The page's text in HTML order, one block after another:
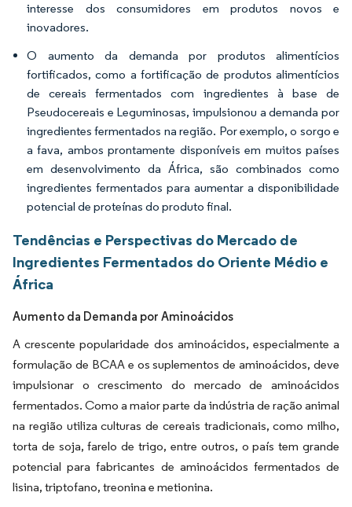
interesse dos consumidores em produtos novos e
inovadores.
O aumento da demanda por produtos alimentícios
fortificados, como a fortificação de produtos alimentícios
de cereais fermentados com ingredientes à base de
Pseudocereais e Leguminosas, impulsionou a demanda por
ingredientes fermentados na região. Por exemplo, o sorgo e
a fava, ambos prontamente disponíveis em muitos países
em desenvolvimento da África, são combinados como
ingredientes fermentados para aumentar a disponibilidade
potencial de proteínas do produto final.
Tendências e Perspectivas do Mercado de
Ingredientes Fermentados do Oriente Médio e
África
Aumento da Demanda por Aminoácidos
A crescente popularidade dos aminoácidos, especialmente a
formulação de BCAA e os suplementos de aminoácidos, deve
impulsionar o crescimento do mercado de aminoácidos
fermentados. Como a maior parte da indústria de ração animal
na região utiliza culturas de cereais tradicionais, como milho,
torta de soja, farelo de trigo, entre outros, o país tem grande
potencial para fabricantes de aminoácidos fermentados de
lisina, triptofano, treonina e metionina.